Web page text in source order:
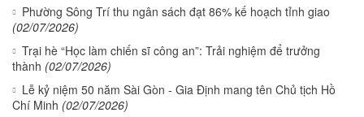
Phường Sông Trí thu ngân sách đạt 86% kế hoạch tỉnh giao
(02/07/2026)
Trại hè “Học làm chiến sĩ công an”: Trải nghiệm để trưởng
thành (02/07/2026)
Lễ kỷ niệm 50 năm Sài Gòn - Gia Định mang tên Chủ tịch Hồ
Chí Minh (02/07/2026)